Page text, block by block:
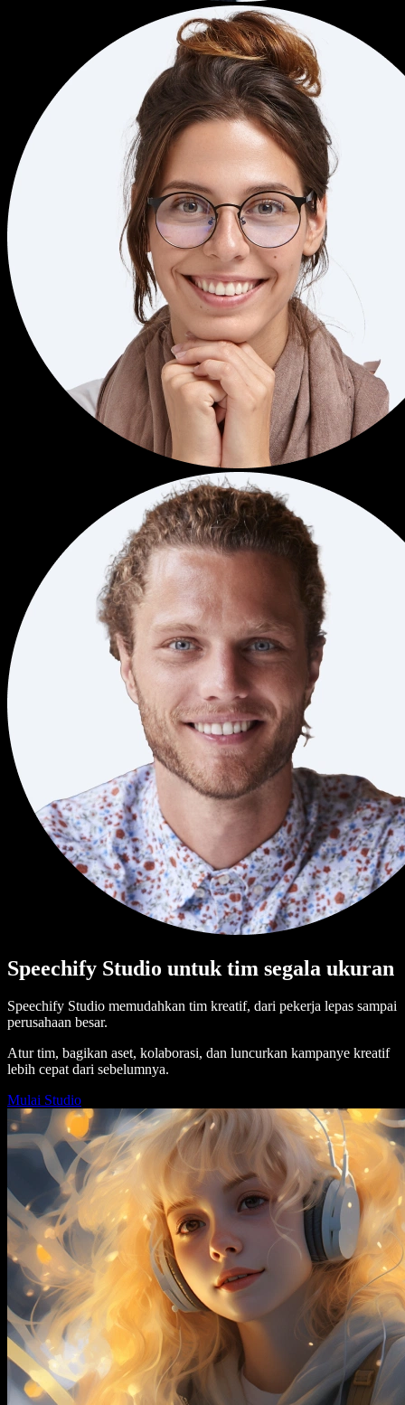
Speechify Studio untuk tim segala ukuran
Speechify Studio memudahkan tim kreatif, dari pekerja lepas sampai
perusahaan besar.
Atur tim, bagikan aset, kolaborasi, dan luncurkan kampanye kreatif
lebih cepat dari sebelumnya.
Mulai Studio